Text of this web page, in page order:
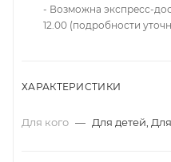
- Возможна экспресс-
12.00 (подробности
ХАРАКТЕРИСТИКИ
Для кого — Для детей,